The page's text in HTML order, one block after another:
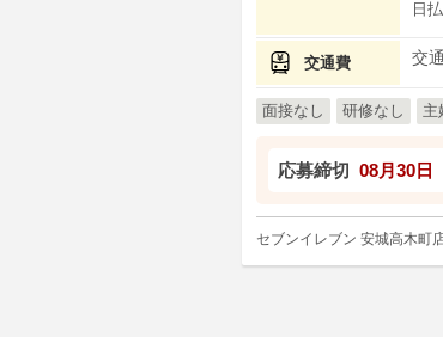
日
交通費 交
面接なし 研修なし 主
応募締切 08月30日
セブンイレブン 安城高木町